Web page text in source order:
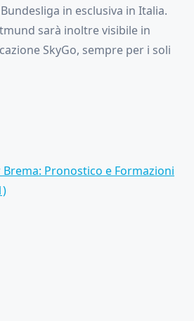
in esclusiva in Italia.
sarà inoltre visibile in
SkyGo, sempre per i soli
Pronostico e Formazioni